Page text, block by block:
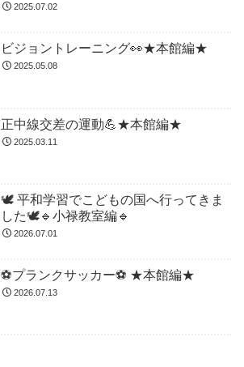
2025.07.02
ビジョントレーニング👀★本館編★
2025.05.08
正中線交差の運動💪★本館編★
2025.03.11
🕊️ 平和学習でこどもの国へ行ってきま
した🕊️🔹小禄教室編🔹
2026.07.01
⚽️プランクサッカー⚽️ ★本館編★
2026.07.13